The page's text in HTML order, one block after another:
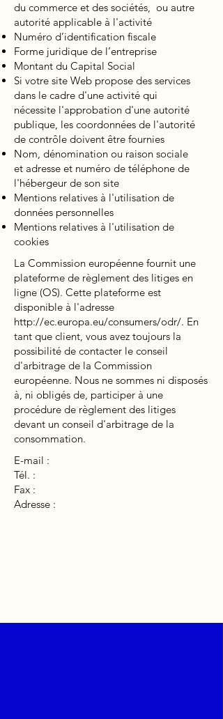
du commerce et des sociétés, ou autre
autorité applicable à l'activité
Numéro d’identification fiscale
Forme juridique de l’entreprise
Montant du Capital Social
Si votre site Web propose des services
dans le cadre d'une activité qui
nécessite l'approbation d'une autorité
publique, les coordonnées de l'autorité
de contrôle doivent être fournies
Nom, dénomination ou raison sociale
et adresse et numéro de téléphone de
l'hébergeur de son site
Mentions relatives à l'utilisation de
données personnelles
Mentions relatives à l'utilisation de
cookies
La Commission européenne fournit une
plateforme de règlement des litiges en
ligne (OS). Cette plateforme est
disponible à l'adresse
http://ec.europa.eu/consumers/odr/. En
tant que client, vous avez toujours la
possibilité de contacter le conseil
d'arbitrage de la Commission
européenne. Nous ne sommes ni disposés
à, ni obligés de, participer à une
procédure de règlement des litiges
devant un conseil d'arbitrage de la
consommation.
E-mail :
Tél. :
Fax :
Adresse :